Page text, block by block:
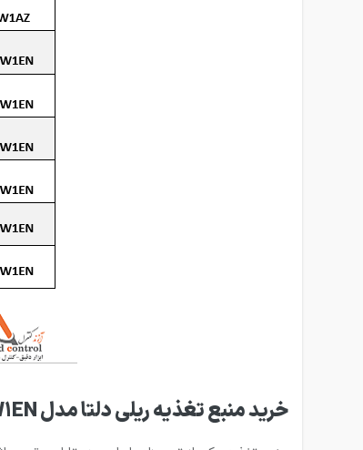
خرید منبع تغذیه ریلی دلتا مدل DRL12V120W1EN